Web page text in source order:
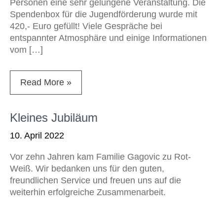
Personen eine sehr gelungene Veranstaltung. Die
Spendenbox für die Jugendförderung wurde mit
420,- Euro gefüllt! Viele Gespräche bei
entspannter Atmosphäre und einige Informationen
vom […]
Read More »
Kleines Jubiläum
10. April 2022
Vor zehn Jahren kam Familie Gagovic zu Rot-
Weiß. Wir bedanken uns für den guten,
freundlichen Service und freuen uns auf die
weiterhin erfolgreiche Zusammenarbeit.